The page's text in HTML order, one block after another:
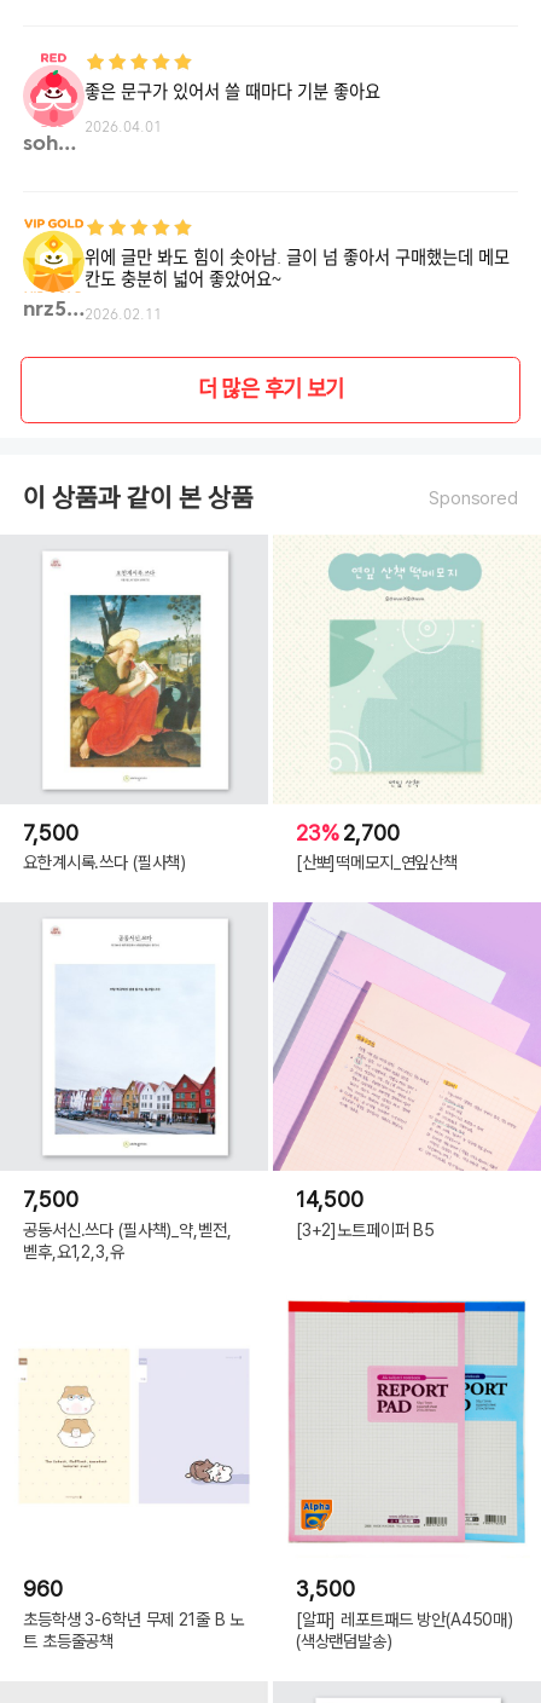
sohap**
좋은 문구가 있어서 쓸 때마다 기분 좋아요
2026.04.01
nrz5**
위에 글만 봐도 힘이 솟아남. 글이 넘 좋아서 구매했는데 메모
칸도 충분히 넓어 좋았어요~
2026.02.11
더 많은 후기 보기
이 상품과 같이 본 상품 Sponsored
7,500
요한계시록.쓰다 (필사책)
23%2,700
[산뽀]떡메모지_연잎산책
7,500
공동서신.쓰다 (필사책)_약,벧전,
벧후,요1,2,3,유
14,500
[3+2]노트페이퍼 B5
960
초등학생 3-6학년 무제 21줄 B 노
트 초등줄공책
3,500
[알파] 레포트패드 방안(A450매)
(색상랜덤발송)